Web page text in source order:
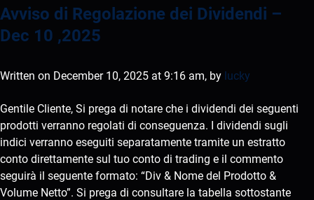
Avviso di Regolazione dei Dividendi –
Dec 10 ,2025
Written on December 10, 2025 at 9:16 am, by lucky
Gentile Cliente, Si prega di notare che i dividendi dei seguenti
prodotti verranno regolati di conseguenza. I dividendi sugli
indici verranno eseguiti separatamente tramite un estratto
conto direttamente sul tuo conto di trading e il commento
seguirà il seguente formato: “Div & Nome del Prodotto &
Volume Netto”. Si prega di consultare la tabella sottostante